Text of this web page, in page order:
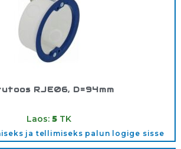
RJE06, D=94mm
Laos: 5 TK
ja tellimiseks palun logige sisse